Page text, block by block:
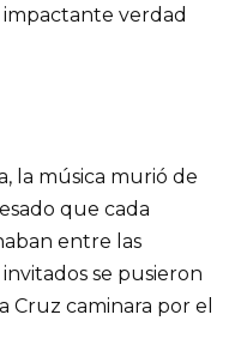
impactante verdad
la música murió de
que cada
entre las
se pusieron
Cruz caminara por el